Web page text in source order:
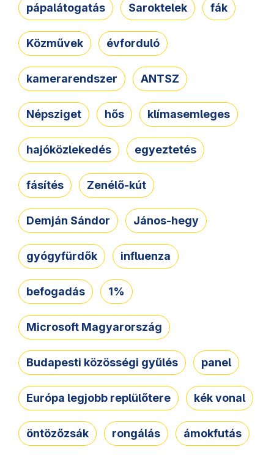
pápalátogatás Saroktelek fák
Közművek évforduló
kamerarendszer ANTSZ
Népsziget hős klímasemleges
hajóközlekedés egyeztetés
fásítés Zenélő-kút
Demján Sándor János-hegy
gyógyfürdők influenza
befogadás 1%
Microsoft Magyarország
Budapesti közösségi gyűlés panel
Európa legjobb replülőtere kék vonal
öntözőzsák rongálás ámokfutás